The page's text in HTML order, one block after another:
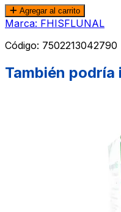
Agregar al carrito
Marca: FHISFLUNAL
Código: 7502213042790
También